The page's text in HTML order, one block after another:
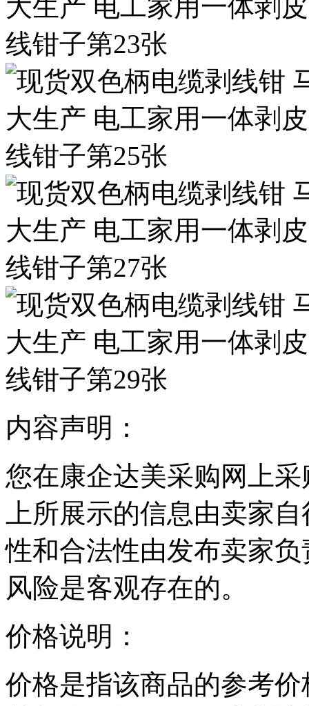
内容声明：
您在康企达美采购网上
上所展示的信息由卖家
性和合法性由发布卖家
风险是客观存在的。
价格说明：
价格是指该商品的参考